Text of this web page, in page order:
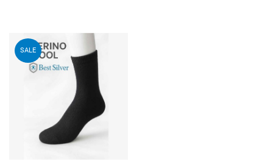
SALE